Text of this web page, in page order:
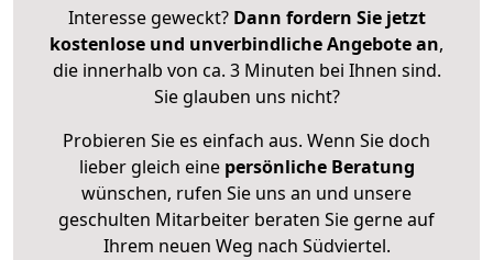
Interesse geweckt? Dann fordern Sie jetzt
kostenlose und unverbindliche Angebote an,
die innerhalb von ca. 3 Minuten bei Ihnen sind.
Sie glauben uns nicht?
Probieren Sie es einfach aus. Wenn Sie doch
lieber gleich eine persönliche Beratung
wünschen, rufen Sie uns an und unsere
geschulten Mitarbeiter beraten Sie gerne auf
Ihrem neuen Weg nach Südviertel.